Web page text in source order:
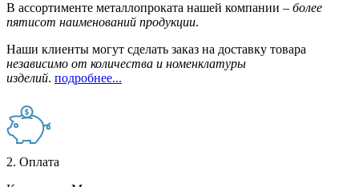
В ассортименте металлопроката нашей компании – более
пятисот наименований продукции.
Наши клиенты могут сделать заказ на доставку товара
независимо от количества и номенклатуры
изделий. подробнее...
2. Оплата